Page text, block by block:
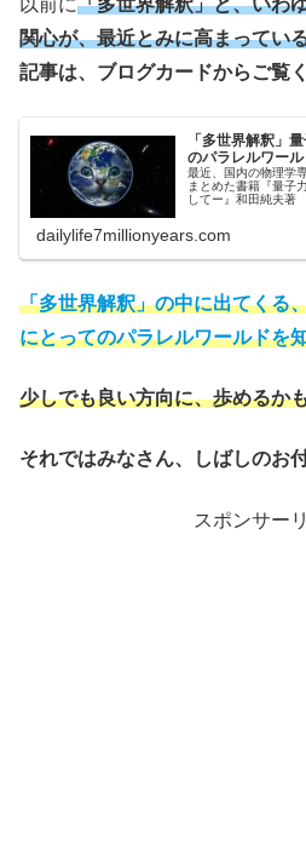
以前に「多世界解釈」と、いわ
関心が、最近とみに高まってい
記事は、ブログカードからご覧
「多世界解釈」
のパラレルワー
最近、国内の物理学
まとめた書籍『量子
してー』和田純夫著
dailylife7millionyears.com
「多世界解釈」の中に出てくる
にとってのパラレルワールドを
少しでも良い方向に、歩めるか
それではみなさん、しばしのお
スポンサー